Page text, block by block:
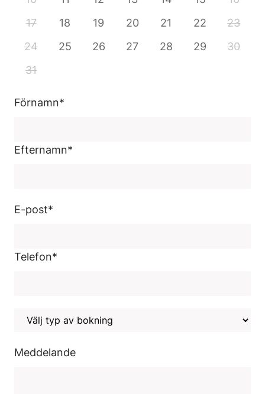
17
18 19 20 21 22
23
24
25 26 27 28 29
30
31
Förnamn*
Efternamn*
E-post*
Telefon*
Meddelande